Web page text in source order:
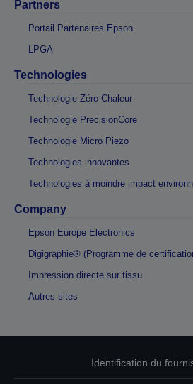
Partners
Portail Partenaires Epson
LPGA
Technologies
Technologie Zéro Chaleur
Technologie PrecisionCore
Technologie Micro Piezo
Technologies innovantes
Technologies à moindre impact
Company
Epson Europe Electronics
Digigraphie® (Programme de
Impression directe sur tissu
Autres sites
Identification du